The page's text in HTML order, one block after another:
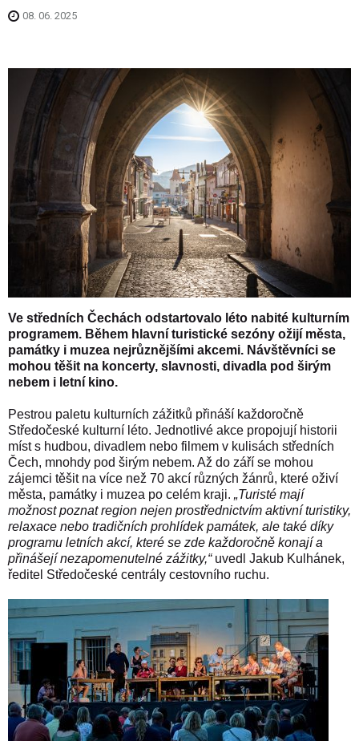
08. 06. 2025
Ve středních Čechách odstartovalo léto nabité kulturním
programem. Během hlavní turistické sezóny ožijí města,
památky i muzea nejrůznějšími akcemi. Návštěvníci se
mohou těšit na koncerty, slavnosti, divadla pod širým
nebem i letní kino.
Pestrou paletu kulturních zážitků přináší každoročně
Středočeské kulturní léto. Jednotlivé akce propojují historii
míst s hudbou, divadlem nebo filmem v kulisách středních
Čech, mnohdy pod širým nebem. Až do září se mohou
zájemci těšit na více než 70 akcí různých žánrů, které oživí
města, památky i muzea po celém kraji. „Turisté mají
možnost poznat region nejen prostřednictvím aktivní turistiky,
relaxace nebo tradičních prohlídek památek, ale také díky
programu letních akcí, které se zde každoročně konají a
přinášejí nezapomenutelné zážitky,“uvedl Jakub Kulhánek,
ředitel Středočeské centrály cestovního ruchu.